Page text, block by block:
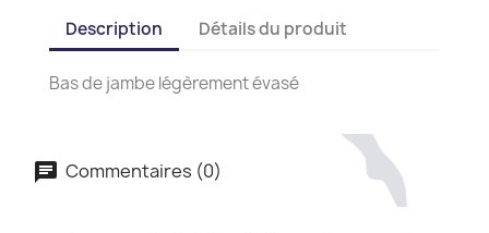
Description Détails du produit
Bas de jambe légèrement évasé
Commentaires (0)